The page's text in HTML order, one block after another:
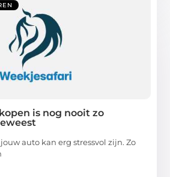
is nog nooit zo
auto kan erg stressvol zijn. Zo